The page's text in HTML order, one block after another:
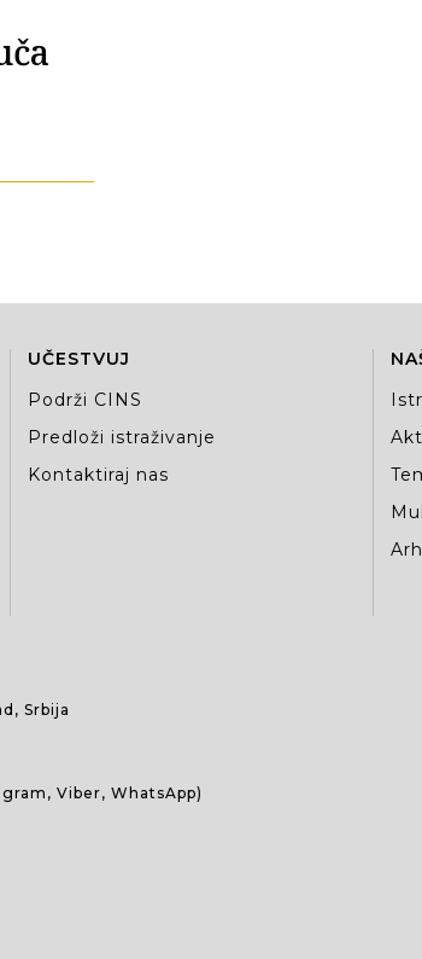
UČESTVUJ
Podrži CINS
Predloži istraživanje
Kontaktiraj nas
Srbija
Viber, WhatsApp)